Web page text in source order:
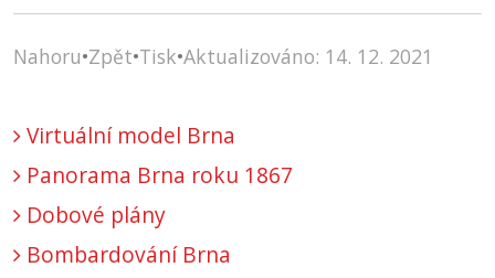
Nahoru•Zpět•Tisk•Aktualizováno: 14. 12. 2021
Virtuální model Brna
Panorama Brna roku 1867
Dobové plány
Bombardování Brna